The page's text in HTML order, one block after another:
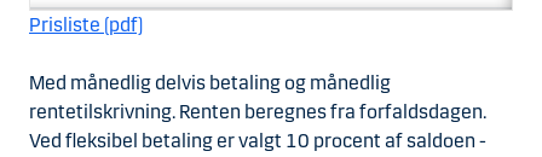
Prisliste (pdf)
Med månedlig delvis betaling og månedlig
rentetilskrivning. Renten beregnes fra forfaldsdagen.
Ved fleksibel betaling er valgt 10 procent af saldoen -